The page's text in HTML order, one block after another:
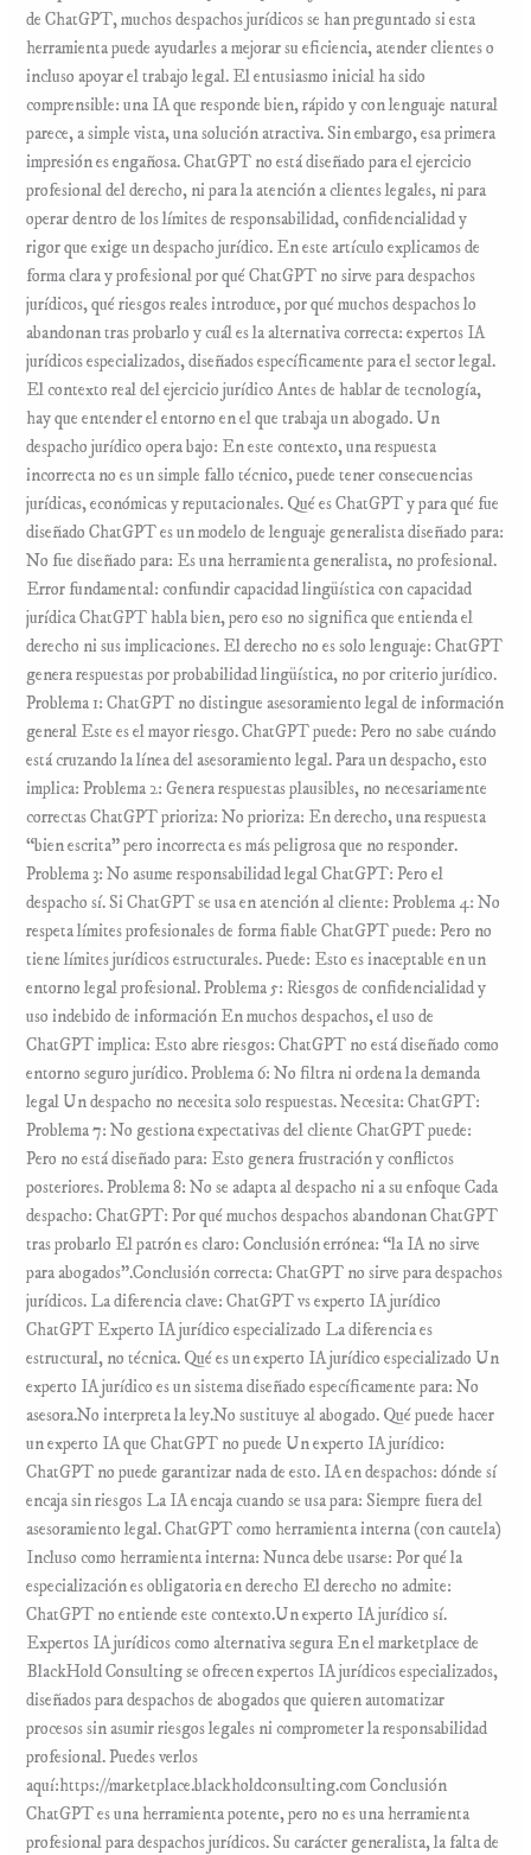
de ChatGPT, muchos despachos jurídicos se han preguntado si esta
herramienta puede ayudarles a mejorar su eficiencia, atender clientes o
incluso apoyar el trabajo legal. El entusiasmo inicial ha sido
comprensible: una IA que responde bien, rápido y con lenguaje natural
parece, a simple vista, una solución atractiva. Sin embargo, esa primera
impresión es engañosa. ChatGPT no está diseñado para el ejercicio
profesional del derecho, ni para la atención a clientes legales, ni para
operar dentro de los límites de responsabilidad, confidencialidad y
rigor que exige un despacho jurídico. En este artículo explicamos de
forma clara y profesional por qué ChatGPT no sirve para despachos
jurídicos, qué riesgos reales introduce, por qué muchos despachos lo
abandonan tras probarlo y cuál es la alternativa correcta: expertos IA
jurídicos especializados, diseñados específicamente para el sector legal.
El contexto real del ejercicio jurídico Antes de hablar de tecnología,
hay que entender el entorno en el que trabaja un abogado. Un
despacho jurídico opera bajo: En este contexto, una respuesta
incorrecta no es un simple fallo técnico, puede tener consecuencias
jurídicas, económicas y reputacionales. Qué es ChatGPT y para qué fue
diseñado ChatGPT es un modelo de lenguaje generalista diseñado para:
No fue diseñado para: Es una herramienta generalista, no profesional.
Error fundamental: confundir capacidad lingüística con capacidad
jurídica ChatGPT habla bien, pero eso no significa que entienda el
derecho ni sus implicaciones. El derecho no es solo lenguaje: ChatGPT
genera respuestas por probabilidad lingüística, no por criterio jurídico.
Problema 1: ChatGPT no distingue asesoramiento legal de información
general Este es el mayor riesgo. ChatGPT puede: Pero no sabe cuándo
está cruzando la línea del asesoramiento legal. Para un despacho, esto
implica: Problema 2: Genera respuestas plausibles, no necesariamente
correctas ChatGPT prioriza: No prioriza: En derecho, una respuesta
“bien escrita” pero incorrecta es más peligrosa que no responder.
Problema 3: No asume responsabilidad legal ChatGPT: Pero el
despacho sí. Si ChatGPT se usa en atención al cliente: Problema 4: No
respeta límites profesionales de forma fiable ChatGPT puede: Pero no
tiene límites jurídicos estructurales. Puede: Esto es inaceptable en un
entorno legal profesional. Problema 5: Riesgos de confidencialidad y
uso indebido de información En muchos despachos, el uso de
ChatGPT implica: Esto abre riesgos: ChatGPT no está diseñado como
entorno seguro jurídico. Problema 6: No filtra ni ordena la demanda
legal Un despacho no necesita solo respuestas. Necesita: ChatGPT:
Problema 7: No gestiona expectativas del cliente ChatGPT puede:
Pero no está diseñado para: Esto genera frustración y conflictos
posteriores. Problema 8: No se adapta al despacho ni a su enfoque Cada
despacho: ChatGPT: Por qué muchos despachos abandonan ChatGPT
tras probarlo El patrón es claro: Conclusión errónea: “la IA no sirve
para abogados”.Conclusión correcta: ChatGPT no sirve para despachos
jurídicos. La diferencia clave: ChatGPT vs experto IA jurídico
ChatGPT Experto IA jurídico especializado La diferencia es
estructural, no técnica. Qué es un experto IA jurídico especializado Un
experto IA jurídico es un sistema diseñado específicamente para: No
asesora.No interpreta la ley.No sustituye al abogado. Qué puede hacer
un experto IA que ChatGPT no puede Un experto IA jurídico:
ChatGPT no puede garantizar nada de esto. IA en despachos: dónde sí
encaja sin riesgos La IA encaja cuando se usa para: Siempre fuera del
asesoramiento legal. ChatGPT como herramienta interna (con cautela)
Incluso como herramienta interna: Nunca debe usarse: Por qué la
especialización es obligatoria en derecho El derecho no admite:
ChatGPT no entiende este contexto.Un experto IA jurídico sí.
Expertos IA jurídicos como alternativa segura En el marketplace de
BlackHold Consulting se ofrecen expertos IA jurídicos especializados,
diseñados para despachos de abogados que quieren automatizar
procesos sin asumir riesgos legales ni comprometer la responsabilidad
profesional. Puedes verlos
aquí:https://marketplace.blackholdconsulting.com Conclusión
ChatGPT es una herramienta potente, pero no es una herramienta
profesional para despachos jurídicos. Su carácter generalista, la falta de
despachos
jurídicos